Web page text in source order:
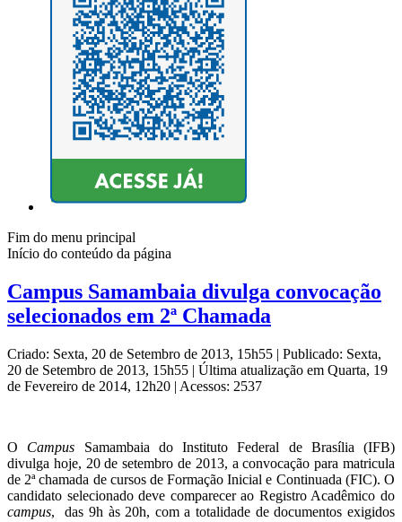
Fim do menu principal
Início do conteúdo da página
Campus Samambaia divulga convocação
selecionados em 2ª Chamada
Criado: Sexta, 20 de Setembro de 2013, 15h55 | Publicado: Sexta,
20 de Setembro de 2013, 15h55 | Última atualização em Quarta, 19
de Fevereiro de 2014, 12h20 | Acessos: 2537
O Campus Samambaia do Instituto Federal de Brasília (IFB)
divulga hoje, 20 de setembro de 2013, a convocação para matricula
de 2ª chamada de cursos de Formação Inicial e Continuada (FIC). O
candidato selecionado deve comparecer ao Registro Acadêmico do
campus, das 9h às 20h, com a totalidade de documentos exigidos